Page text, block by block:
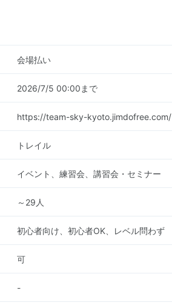
会場払い
2026/7/5 00:00まで
https://team-sky-kyoto.jimdofree.com/
トレイル
イベント、練習会、講習会・セミナー
～29人
初心者向け、初心者OK、レベル問わず
可
-